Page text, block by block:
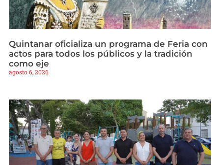
Quintanar oficializa un programa de Feria con
actos para todos los públicos y la tradición
como eje
agosto 6, 2026